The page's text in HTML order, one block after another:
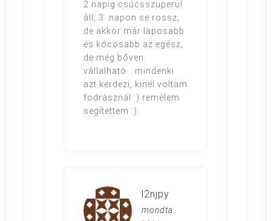
2 napig csúcsszuperül
áll, 3. napon se rossz,
de akkor már laposabb
és kócosabb az egész,
de még bőven
vállalható… mindenki
azt kérdezi, kinél voltam
fodrásznál :) remélem
segítettem :)
l2njpy
mondta